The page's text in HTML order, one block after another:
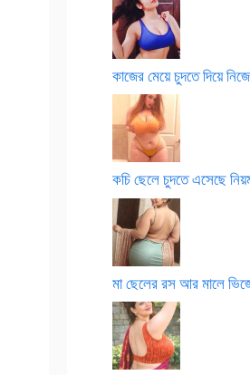
কাজের মেয়ে চুদতে দিয়ে
কচি ছেলে চুদতে এসেছে
মা ছেলের রস আর মালে